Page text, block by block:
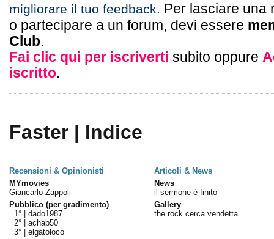
migliorare il tuo feedback. Per lasciare una
o partecipare a un forum, devi essere
Club.
Fai clic qui per iscriverti subito oppure
iscritto.
Faster | Indice
Recensioni & Opinionisti
Articoli & News
MYmovies
Giancarlo Zappoli
Pubblico (per gradimento)
1° | dado1987
2° | achab50
3° | elgatoloco
News
il sermone è finito
Gallery
the rock cerca vendetta